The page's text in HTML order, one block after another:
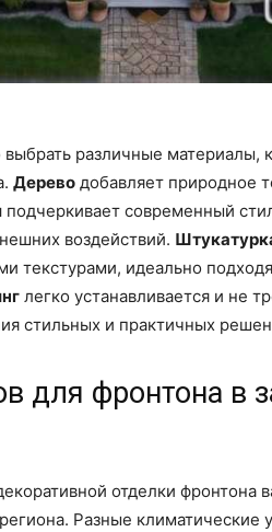
различные материалы,
Дерево добавляет природное
подчеркивает современный
воздействий.
текстурами, идеально
легко устанавливается и не
стильных и практичных
для фронтона в
отделки фронтона
Разные климатические